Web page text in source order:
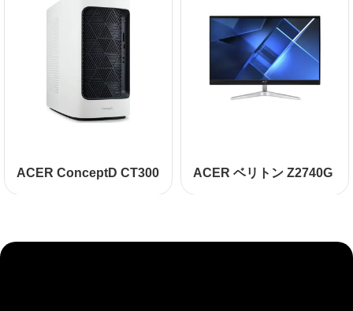
ACER ConceptD CT300 ACER ベリトン Z2740G